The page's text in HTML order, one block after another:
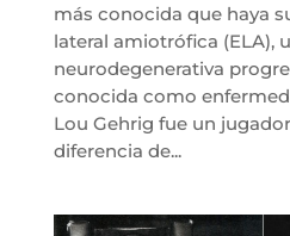
más conocida que haya
lateral amiotrófica (ELA),
neurodegenerativa
conocida como
Lou Gehrig fue un
diferencia de...